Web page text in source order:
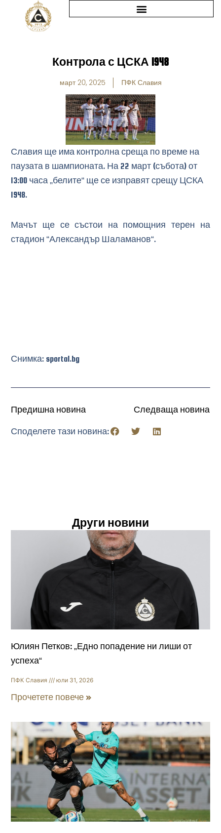
Контрола с ЦСКА 1948
март 20, 2025 ПФК Славия
Славия ще има контролна среща по време на
паузата в шампионата. На 22 март (събота) от
13:00 часа „белите“ ще се изправят срещу ЦСКА
1948.
Мачът ще се състои на помощния терен на
стадион “Александър Шаламанов“.
Снимка: sportal.bg
Предишна новина Следваща новина
Споделете тази новина:
Други новини
Юлиян Петков: „Едно попадение ни лиши от
успеха“
ПФК Славия юли 31, 2026
Прочетете повече »